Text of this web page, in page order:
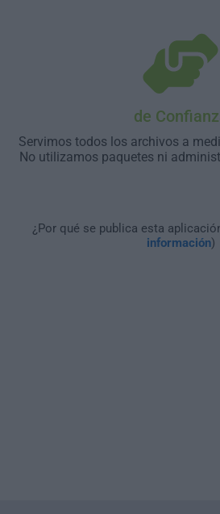
de
Servimos todos los archivos a
No utilizamos paquetes ni
¿Por qué se publica esta
información)